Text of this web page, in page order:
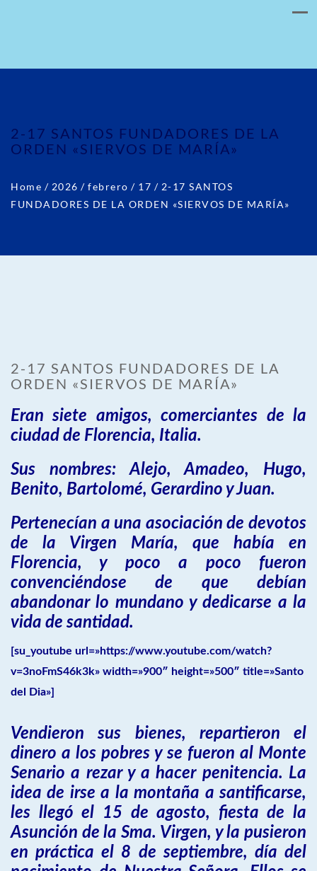
2-17 SANTOS FUNDADORES DE LA
ORDEN «SIERVOS DE MARÍA»
Home / 2026 / febrero / 17 / 2-17 SANTOS
FUNDADORES DE LA ORDEN «SIERVOS DE MARÍA»
2-17 SANTOS FUNDADORES DE LA
ORDEN «SIERVOS DE MARÍA»
Eran siete amigos, comerciantes de la
ciudad de Florencia, Italia.
Sus nombres: Alejo, Amadeo, Hugo,
Benito, Bartolomé, Gerardino y Juan.
Pertenecían a una asociación de devotos
de la Virgen María, que había en
Florencia, y poco a poco fueron
convenciéndose de que debían
abandonar lo mundano y dedicarse a la
vida de santidad.
[su_youtube url=»https://www.youtube.com/watch?
v=3noFmS46k3k» width=»900″ height=»500″ title=»Santo
del Dia»]
Vendieron sus bienes, repartieron el
dinero a los pobres y se fueron al Monte
Senario a rezar y a hacer penitencia. La
idea de irse a la montaña a santificarse,
les llegó el 15 de agosto, fiesta de la
Asunción de la Sma. Virgen, y la pusieron
en práctica el 8 de septiembre, día del